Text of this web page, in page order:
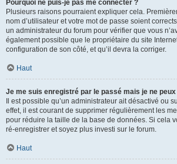
Pourquoi ne puis-je pas me connecter ?
Plusieurs raisons pourraient expliquer cela.
nom d’utilisateur et votre mot de passe soient
un administrateur du forum pour vérifier que vous
également possible que le propriétaire du site
configuration de son côté, et qu’il devra la corriger.
Haut
Je me suis enregistré par le passé mais je ne
Il est possible qu’un administrateur ait désactivé ou
effet, il est courant de supprimer régulièrement les
pour réduire la taille de la base de données. Si cela
ré-enregistrer et soyez plus investi sur le forum.
Haut